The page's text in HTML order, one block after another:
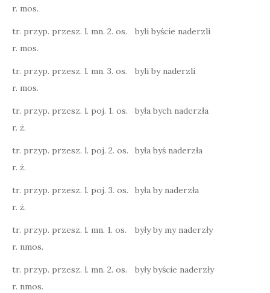
r. mos.
tr. przyp. przesz. l. mn. 2. os.
r. mos.
byli byście naderzli
tr. przyp. przesz. l. mn. 3. os.
r. mos.
byli by naderzli
tr. przyp. przesz. l. poj. 1. os.
r. ż.
była bych naderzła
tr. przyp. przesz. l. poj. 2. os.
r. ż.
była byś naderzła
tr. przyp. przesz. l. poj. 3. os.
r. ż.
była by naderzła
tr. przyp. przesz. l. mn. 1. os.
r. nmos.
były by my naderzły
tr. przyp. przesz. l. mn. 2. os.
r. nmos.
były byście naderzły